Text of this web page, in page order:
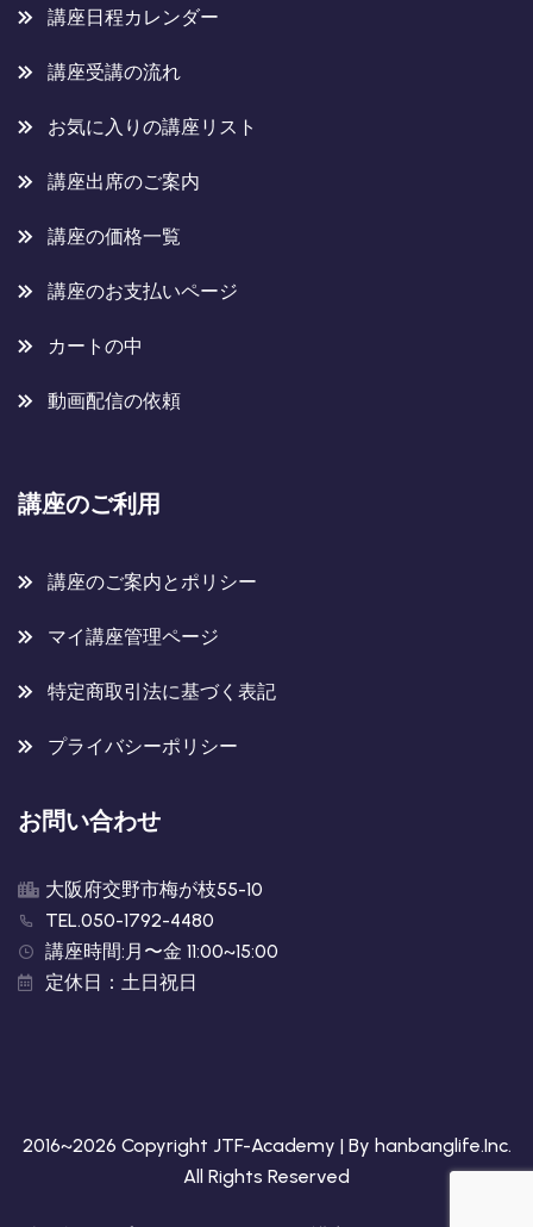
講座日程カレンダー
講座受講の流れ
お気に入りの講座リスト
講座出席のご案内
講座の価格一覧
講座のお支払いページ
カートの中
動画配信の依頼
講座のご利用
講座のご案内とポリシー
マイ講座管理ページ
特定商取引法に基づく表記
プライバシーポリシー
お問い合わせ
大阪府交野市梅が枝55-10
TEL.050-1792-4480
講座時間:月〜金 11:00~15:00
定休日：土日祝日
2016~2026 Copyright JTF-Academy | By hanbanglife.Inc.
All Rights Reserved